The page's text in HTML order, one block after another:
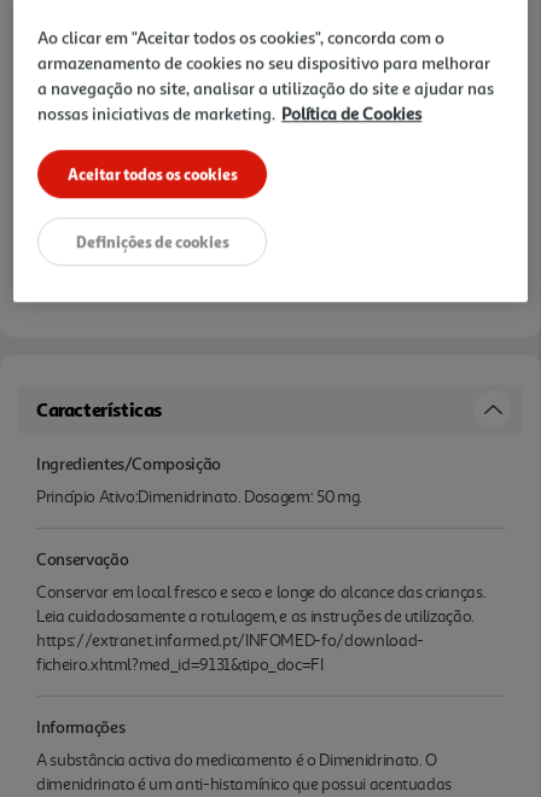
4,49 €
Notas de preparação
Características
Ingredientes/Composição
Princípio Ativo:Dimenidrinato. Dosagem: 50 mg.
Conservação
Conservar em local fresco e seco e longe do alcance das crianças.
Leia cuidadosamente a rotulagem, e as instruções de utilização.
https://extranet.infarmed.pt/INFOMED-fo/download-
ficheiro.xhtml?med_id=9131&tipo_doc=FI
Informações
A substância activa do medicamento é o Dimenidrinato. O
dimenidrinato é um anti-histamínico que possui acentuadas
Ao clicar em "Aceitar todos os cookies", concorda com o
armazenamento de cookies no seu dispositivo para melhorar
a navegação no site, analisar a utilização do site e ajudar nas
nossas iniciativas de marketing. Política de Cookies
Aceitar todos os cookies
Definições de cookies